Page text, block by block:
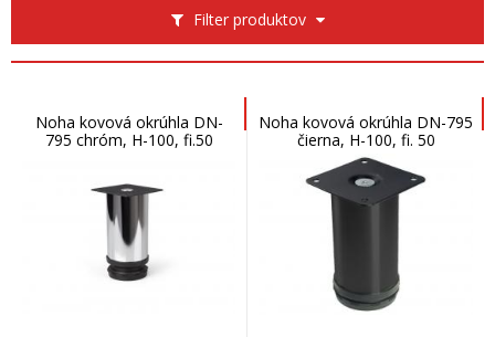
Filter produktov
Noha kovová okrúhla DN-
795 chróm, H-100, fi.50
Noha kovová okrúhla DN-795
čierna, H-100, fi. 50